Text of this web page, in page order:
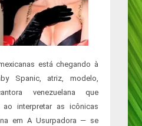
está chegando à
Spanic, atriz, modelo,
venezuelana que
interpretar as icônicas
em A Usurpadora — se